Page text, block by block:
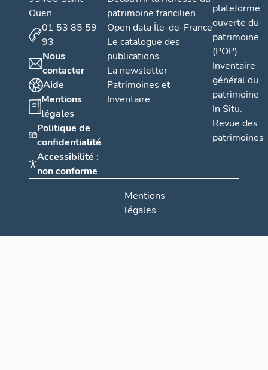
Ouen
01 53 85 59
93
Nous
contacter
Aide
Mentions
légales
Politique de
confidentialité
Accessibilité :
non conforme
patrimoine francilien
Open data Île-de-France
Le catalogue des
publications
La newsletter
Patrimoines et
Inventaire
plateforme
ouverte du
patrimoine
(POP)
Inventaire
général du
patrimoine
In Situ.
Revue des
patrimoines
Mentions
légales